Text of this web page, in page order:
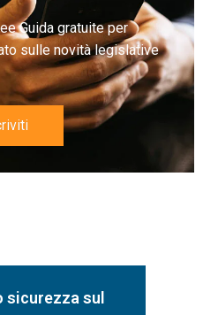
Guida gratuite per
sulle novità legislative
sul